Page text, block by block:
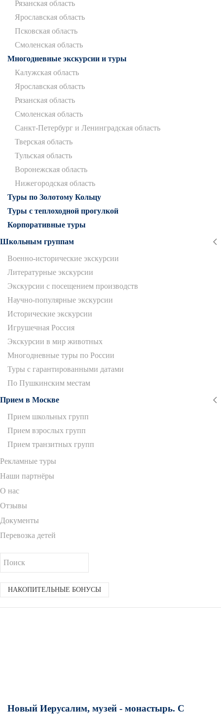
Рязанская область
Ярославская область
Псковская область
Смоленская область
Многодневные экскурсии и туры
Калужская область
Ярославская область
Рязанская область
Смоленская область
Санкт-Петербург и Ленинградская область
Тверская область
Тульская область
Воронежская область
Нижегородская область
Туры по Золотому Кольцу
Туры с теплоходной прогулкой
Корпоративные туры
Школьным группам
Военно-исторические экскурсии
Литературные экскурсии
Экскурсии с посещением производств
Научно-популярные экскурсии
Исторические экскурсии
Игрушечная Россия
Экскурсии в мир животных
Многодневные туры по России
Туры с гарантированными датами
По Пушкинским местам
Прием в Москве
Прием школьных групп
Прием взрослых групп
Прием транзитных групп
Рекламные туры
Наши партнёры
О нас
Отзывы
Документы
Перевозка детей
НАКОПИТЕЛЬНЫЕ БОНУСЫ
Новый Иерусалим, музей - монастырь. С